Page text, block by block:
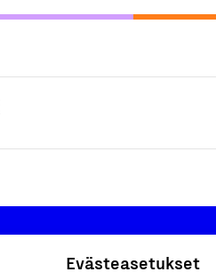
Evästeasetukset